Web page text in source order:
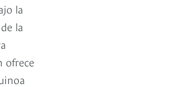
la
la
ofrece